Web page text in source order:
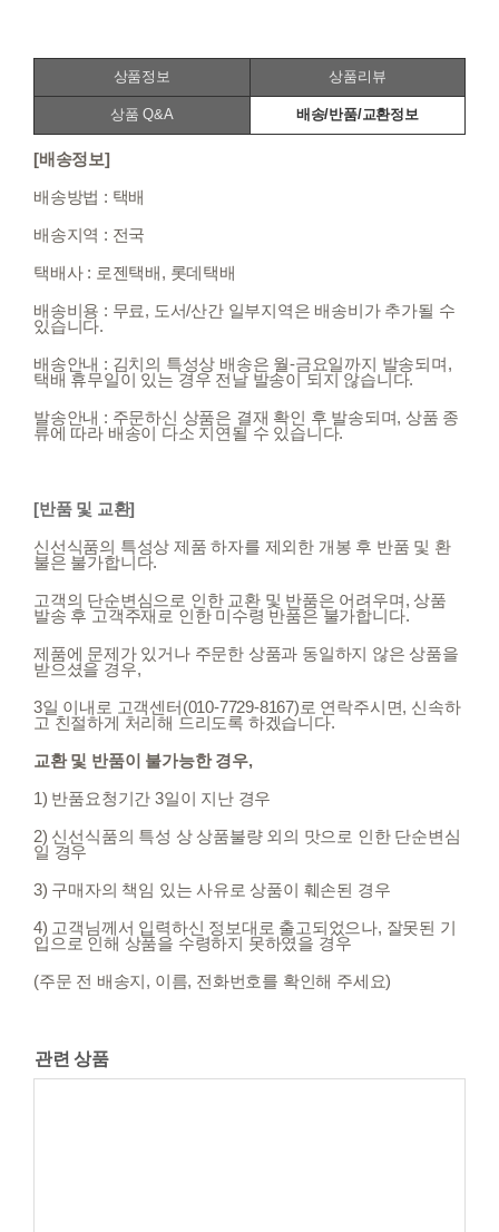
상품정보 상품리뷰
상품 Q&A 배송/반품/교환정보
[배송정보]
배송방법 : 택배
배송지역 : 전국
택배사 : 로젠택배, 롯데택배
배송비용 : 무료, 도서/산간 일부지역은 배송비가 추가될 수
있습니다.
배송안내 : 김치의 특성상 배송은 월-금요일까지 발송되며,
택배 휴무일이 있는 경우 전날 발송이 되지 않습니다.
발송안내 : 주문하신 상품은 결재 확인 후 발송되며, 상품 종
류에 따라 배송이 다소 지연될 수 있습니다.
[반품 및 교환]
신선식품의 특성상 제품 하자를 제외한 개봉 후 반품 및 환
불은 불가합니다.
고객의 단순변심으로 인한 교환 및 반품은 어려우며, 상품
발송 후 고객주재로 인한 미수령 반품은 불가합니다.
제품에 문제가 있거나 주문한 상품과 동일하지 않은 상품을
받으셨을 경우,
3일 이내로 고객센터(010-7729-8167)로 연락주시면, 신속하
고 친절하게 처리해 드리도록 하겠습니다.
교환 및 반품이 불가능한 경우,
1) 반품요청기간 3일이 지난 경우
2) 신선식품의 특성 상 상품불량 외의 맛으로 인한 단순변심
일 경우
3) 구매자의 책임 있는 사유로 상품이 훼손된 경우
4) 고객님께서 입력하신 정보대로 출고되었으나, 잘못된 기
입으로 인해 상품을 수령하지 못하였을 경우
(주문 전 배송지, 이름, 전화번호를 확인해 주세요)
관련 상품